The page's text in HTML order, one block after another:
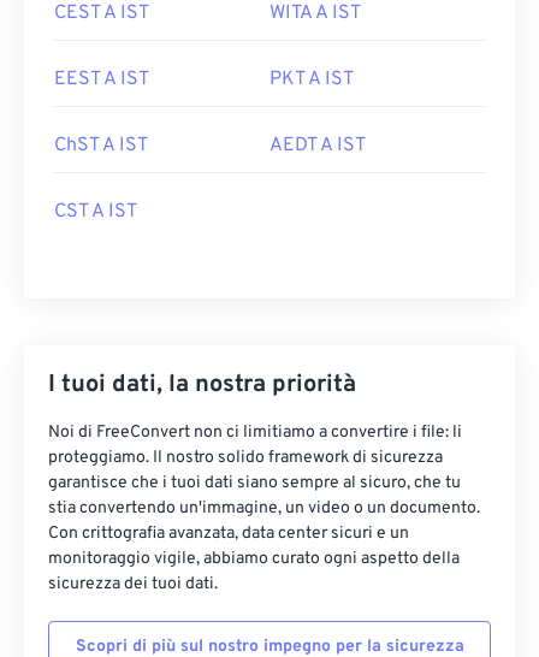
CEST A IST WITA A IST
EEST A IST PKT A IST
ChST A IST AEDT A IST
CST A IST
I tuoi dati, la nostra priorità
Noi di FreeConvert non ci limitiamo a convertire i file: li
proteggiamo. Il nostro solido framework di sicurezza
garantisce che i tuoi dati siano sempre al sicuro, che tu
stia convertendo un'immagine, un video o un documento.
Con crittografia avanzata, data center sicuri e un
monitoraggio vigile, abbiamo curato ogni aspetto della
sicurezza dei tuoi dati.
Scopri di più sul nostro impegno per la sicurezza